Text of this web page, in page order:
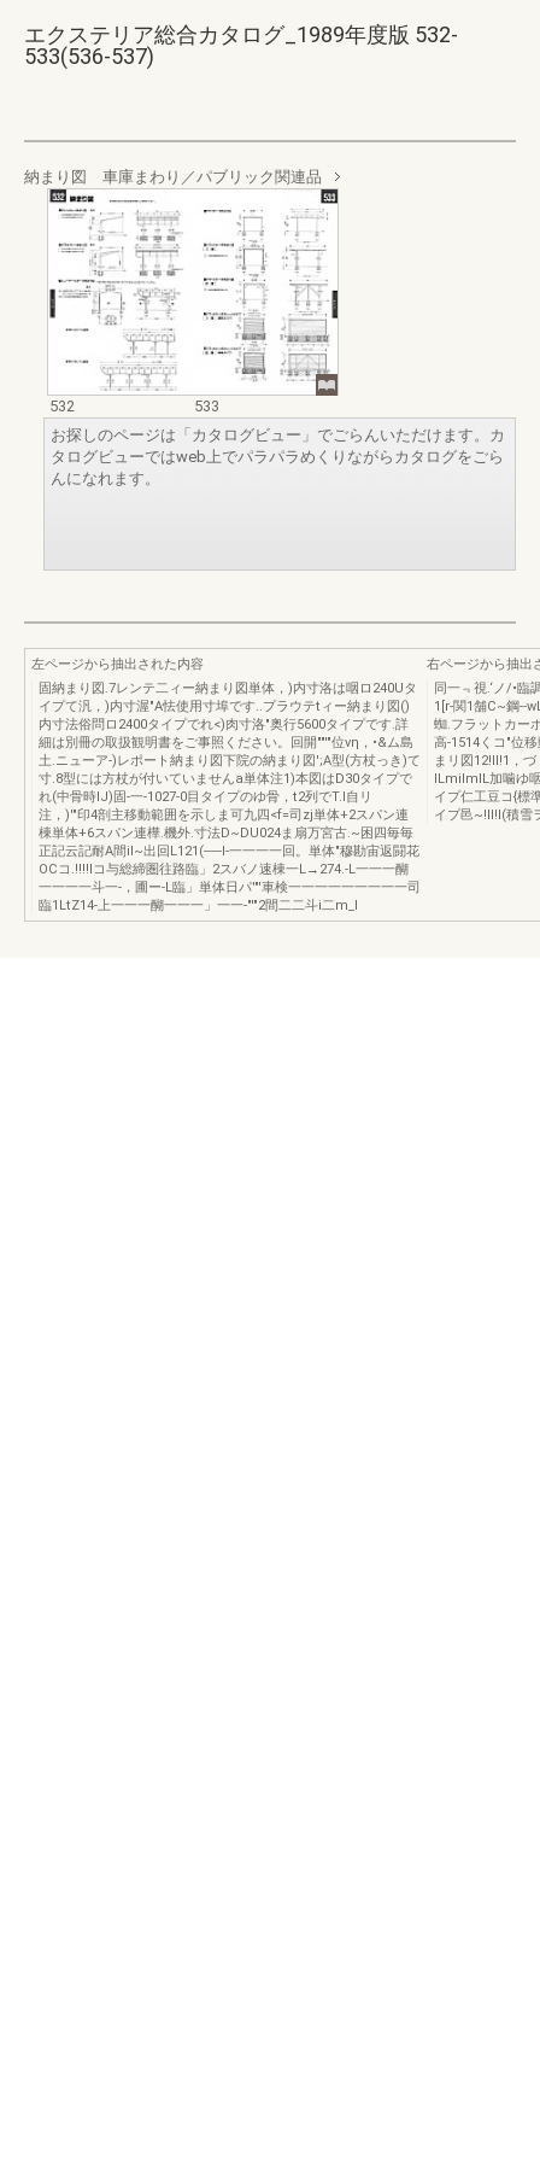
エクステリア総合カタログ_1989年度版 532-
533(536-537)
納まり図 車庫まわり／パブリック関連品
532
533
お探しのページは「カタログビュー」でごらんいただけます。カ
タログビューではweb上でパラパラめくりながらカタログをごら
んになれます。
左ページから抽出された内容
固納まり図.7レンテ二ィー納まり図単体，)内寸洛は咽ロ240Uタ
イプて汎，)内寸渥"A怯使用寸埠です..プラウテtィー納まり図()
内寸法俗問ロ2400タイプでれ<)肉寸洛"奥行5600タイプです.詳
細は別冊の取扱観明書をご事照ください。回開""'"位vη，•&ム島
土.ニューア-)レポート納まり図下院の納まり図';A型(方杖っき)て
寸.8型には方杖が付いていませんa単体注1)本図はD30タイプで
れ(中骨時IJ)固-一-1027-0目タイプのゆ骨，t2列でT.I自リ
注，)'"印4剖主移動範囲を示しま可九四<f=司zj単体+2スパン連
棟単体+6スパン連樺.機外.寸法D~DU024ま扇万宮古.~困四毎毎
正記云記耐A間il~出回L121(-----l-一一一一回。単体"穆勘宙返闘花
OCコ.!!!!lコ与総締圏往路臨」2スバノ速棟一L→274.-L一一一醐
一一一一斗一-，圃ー-L臨」単体日パ'"'車検一一一一一一一一一司
臨1LtZ14-上一一一醐一一一」一一-"'"2間二二斗i二m_l
右ページから抽出
同一﹃視.‘ノ/•臨
1[r-関1舗C~鋼--
蜘.フラットカー
高-1514くコ"位
まリ図12!Il!1，
ILmiImIL加噛ゆ
イプ仁工豆コ{標
イプ邑~!Il!I(積雪